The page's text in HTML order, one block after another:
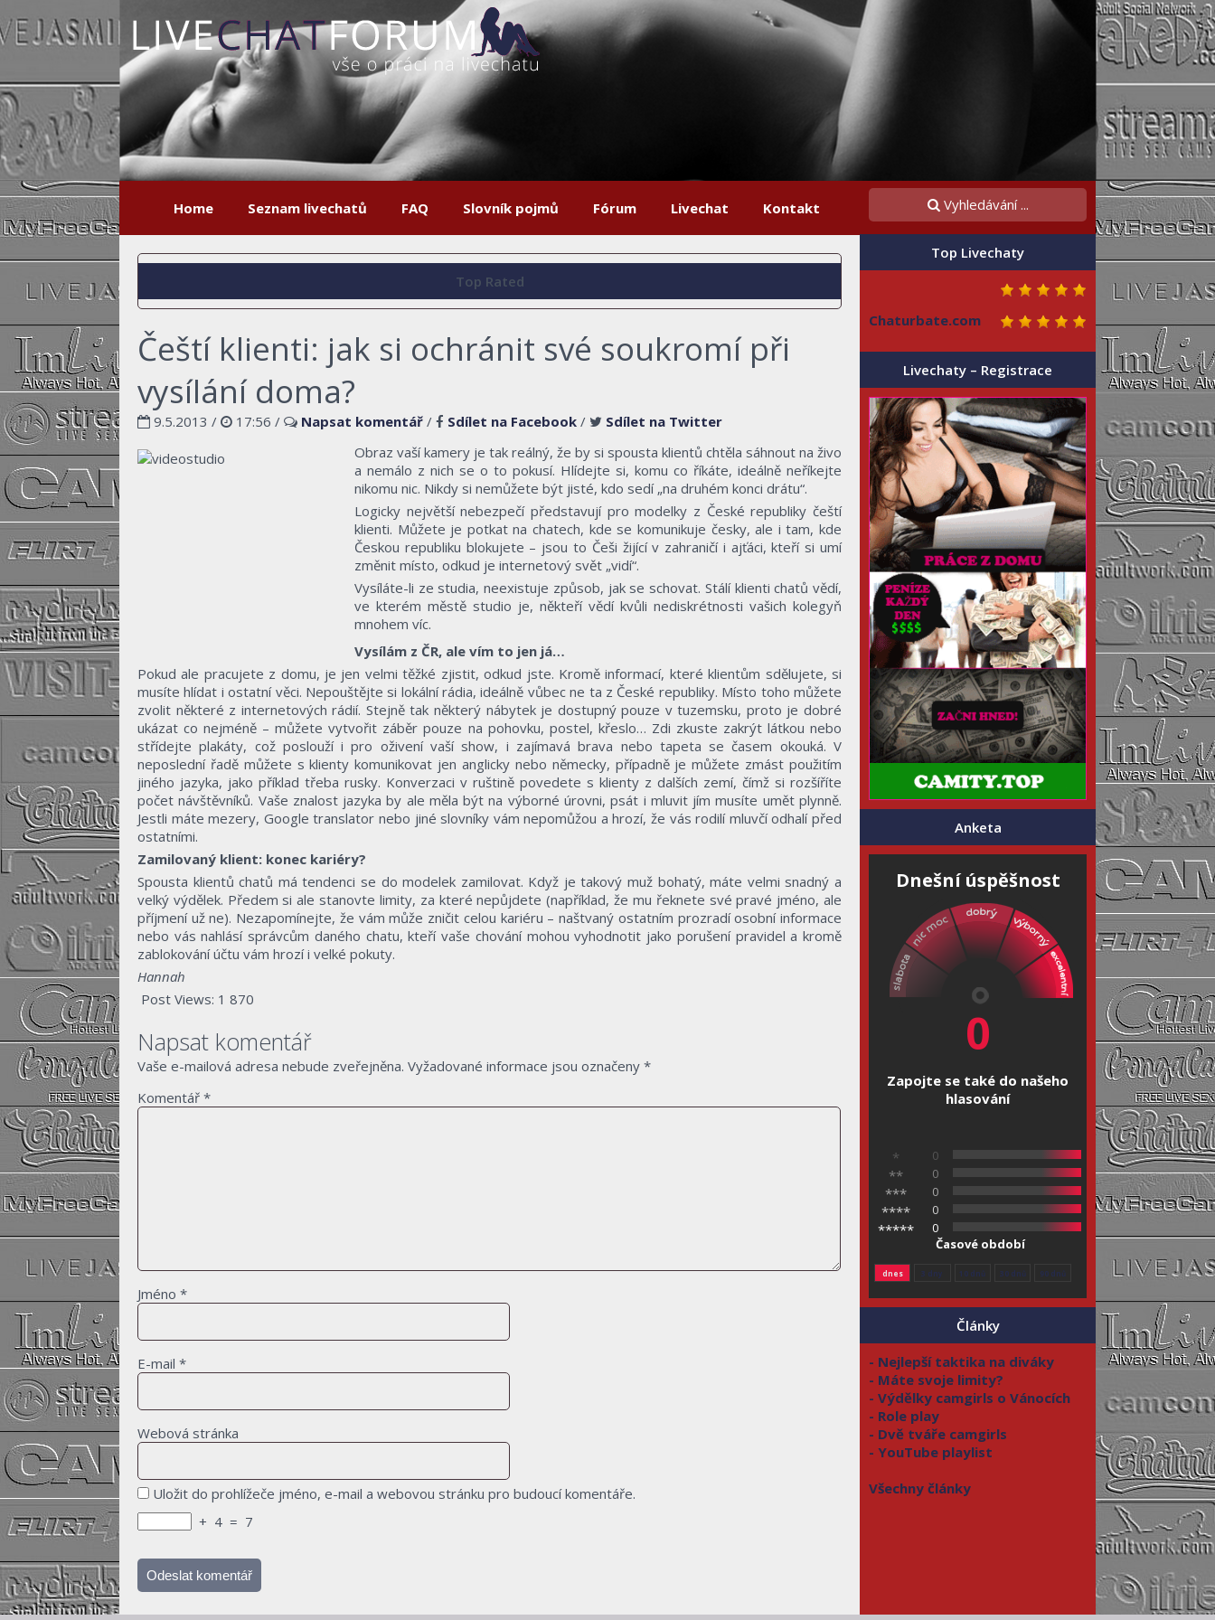
Home Seznam livechatů FAQ Slovník pojmů Fórum Livechat Kontakt
Top Rated
Čeští klienti: jak si ochránit své soukromí při
vysílání doma?
9.5.2013 / 17:56 / Napsat komentář / Sdílet na Facebook /
Sdílet na Twitter
Obraz vaší kamery je tak reálný, že by si spousta klientů chtěla sáhnout na živo
a nemálo z nich se o to pokusí. Hlídejte si, komu co říkáte, ideálně neříkejte
nikomu nic. Nikdy si nemůžete být jisté, kdo sedí „na druhém konci drátu“.
Logicky největší nebezpečí představují pro modelky z České republiky čeští
klienti. Můžete je potkat na chatech, kde se komunikuje česky, ale i tam, kde
Českou republiku blokujete – jsou to Češi žijící v zahraničí i ajťáci, kteří si umí
změnit místo, odkud je internetový svět „vidí“.
Vysíláte-li ze studia, neexistuje způsob, jak se schovat. Stálí klienti chatů vědí,
ve kterém městě studio je, někteří vědí kvůli nediskrétnosti vašich kolegyň
mnohem víc.
Vysílám z ČR, ale vím to jen já…
Pokud ale pracujete z domu, je jen velmi těžké zjistit, odkud jste. Kromě informací, které klientům sdělujete, si
musíte hlídat i ostatní věci. Nepouštějte si lokální rádia, ideálně vůbec ne ta z České republiky. Místo toho můžete
zvolit některé z internetových rádií. Stejně tak některý nábytek je dostupný pouze v tuzemsku, proto je dobré
ukázat co nejméně – můžete vytvořit záběr pouze na pohovku, postel, křeslo… Zdi zkuste zakrýt látkou nebo
střídejte plakáty, což poslouží i pro oživení vaší show, i zajímavá brava nebo tapeta se časem okouká. V
neposlední řadě můžete s klienty komunikovat jen anglicky nebo německy, případně je můžete zmást použitím
jiného jazyka, jako příklad třeba rusky. Konverzaci v ruštině povedete s klienty z dalších zemí, čímž si rozšíříte
počet návštěvníků. Vaše znalost jazyka by ale měla být na výborné úrovni, psát i mluvit jím musíte umět plynně.
Jestli máte mezery, Google translator nebo jiné slovníky vám nepomůžou a hrozí, že vás rodilí mluvčí odhalí před
ostatními.
Zamilovaný klient: konec kariéry?
Spousta klientů chatů má tendenci se do modelek zamilovat. Když je takový muž bohatý, máte velmi snadný a
velký výdělek. Předem si ale stanovte limity, za které nepůjdete (například, že mu řeknete své pravé jméno, ale
příjmení už ne). Nezapomínejte, že vám může zničit celou kariéru – naštvaný ostatním prozradí osobní informace
nebo vás nahlásí správcům daného chatu, kteří vaše chování mohou vyhodnotit jako porušení pravidel a kromě
zablokování účtu vám hrozí i velké pokuty.
Hannah
Post Views: 1 870
Napsat komentář
Vaše e-mailová adresa nebude zveřejněna. Vyžadované informace jsou označeny *
Komentář *
Jméno *
E-mail *
Webová stránka
Uložit do prohlížeče jméno, e-mail a webovou stránku pro budoucí komentáře.
+ 4 = 7
Top Livechaty
Chaturbate.com
Livechaty – Registrace
Anketa
Dnešní úspěšnost
0
Zapojte se také do našeho
hlasování
* 0
** 0
*** 0
**** 0
*****
0
Časové období
dnes 3 dny 10 dnů 30 dnů 90 dnů
Články
- Nejlepší taktika na diváky
- Máte svoje limity?
- Výdělky camgirls o Vánocích
- Role play
- Dvě tváře camgirls
- YouTube playlist
Všechny články